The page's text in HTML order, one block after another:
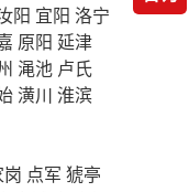
阳 宜阳 洛宁
原阳 延津
渑池 卢氏
潢川 淮滨
点军 猇亭